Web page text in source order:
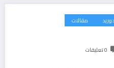
مقالات
0 تعليقات